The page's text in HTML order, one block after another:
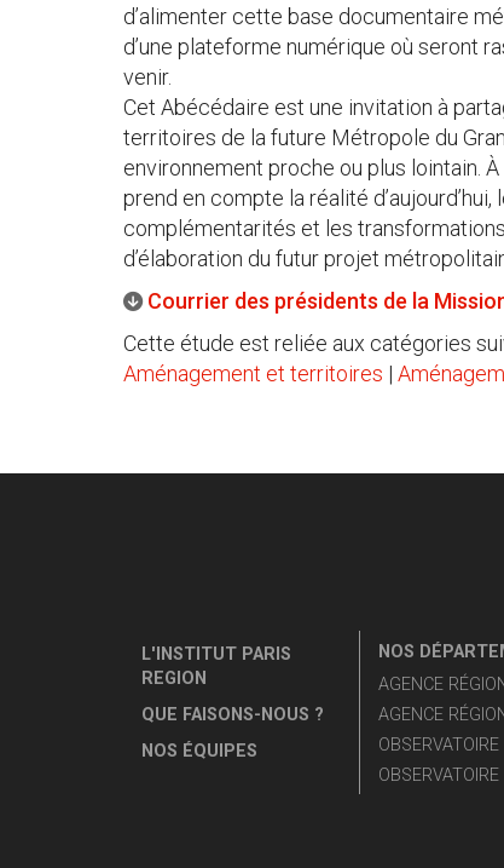
d’alimenter cette base documentaire
d’une plateforme numérique où seront
venir.
Cet Abécédaire est une invitation à
territoires de la future Métropole du
environnement proche ou plus lointain.
prend en compte la réalité
complémentarités et les
d’élaboration du futur projet
Courrier des présidents de la
Cette étude est reliée aux catégories
Aménagement et territoires |
L'INSTITUT PARIS
REGION
QUE FAISONS-NOUS ?
NOS ÉQUIPES
NOS
AGENCE
AGENCE